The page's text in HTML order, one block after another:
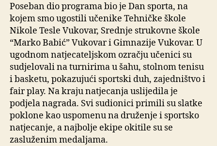
Poseban dio programa bio je Dan sporta, na
kojem smo ugostili učenike Tehničke škole
Nikole Tesle Vukovar, Srednje strukovne škole
“Marko Babić” Vukovar i Gimnazije Vukovar. U
ugodnom natjecateljskom ozračju učenici su
sudjelovali na turnirima u šahu, stolnom tenisu
i basketu, pokazujući sportski duh, zajedništvo i
fair play. Na kraju natjecanja uslijedila je
podjela nagrada. Svi sudionici primili su slatke
poklone kao uspomenu na druženje i sportsko
natjecanje, a najbolje ekipe okitile su se
zasluženim medaljama.